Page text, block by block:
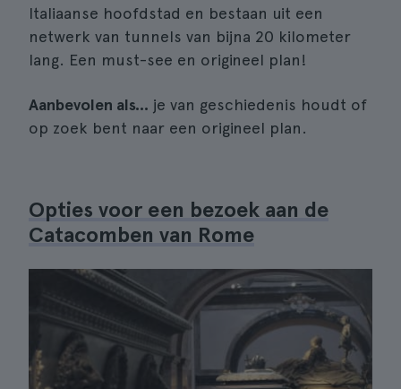
Italiaanse hoofdstad en bestaan uit een
netwerk van tunnels van bijna 20 kilometer
lang. Een must-see en origineel plan!
Aanbevolen als... je van geschiedenis houdt of
op zoek bent naar een origineel plan.
Opties voor een bezoek aan de
Catacomben van Rome